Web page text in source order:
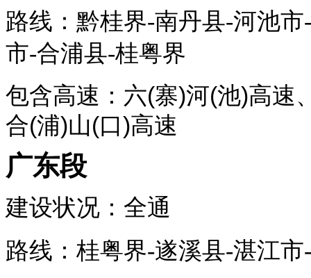
路线：黔桂界-南丹县-河池市-
市-合浦县-桂粤界
包含高速：六(寨)河(池)高速
合(浦)山(口)高速
广东段
建设状况：全通
路线：桂粤界-遂溪县-湛江市